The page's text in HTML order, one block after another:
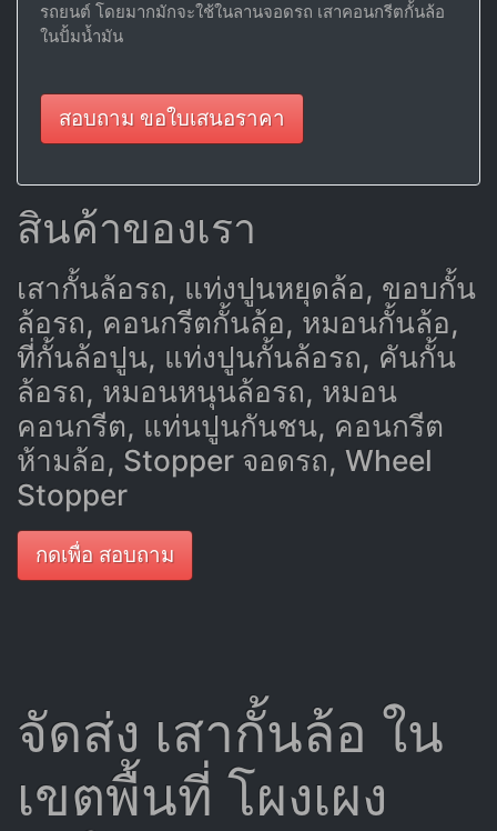
รถยนต์ โดยมากมักจะใช้ในลานจอดรถ เสาคอนกรีตกั้นล้อ
ในปั้มน้ำมัน
สอบถาม ขอใบเสนอราคา
สินค้าของเรา
เสากั้นล้อรถ, แท่งปูนหยุดล้อ, ขอบกั้น
ล้อรถ, คอนกรีตกั้นล้อ, หมอนกั้นล้อ,
ที่กั้นล้อปูน, แท่งปูนกั้นล้อรถ, คันกั้น
ล้อรถ, หมอนหนุนล้อรถ, หมอน
คอนกรีต, แท่นปูนกันชน, คอนกรีต
ห้ามล้อ, Stopper จอดรถ, Wheel
Stopper
กดเพื่อ สอบถาม
จัดส่ง เสากั้นล้อ ใน
เขตพื้นที่ โผงเผง